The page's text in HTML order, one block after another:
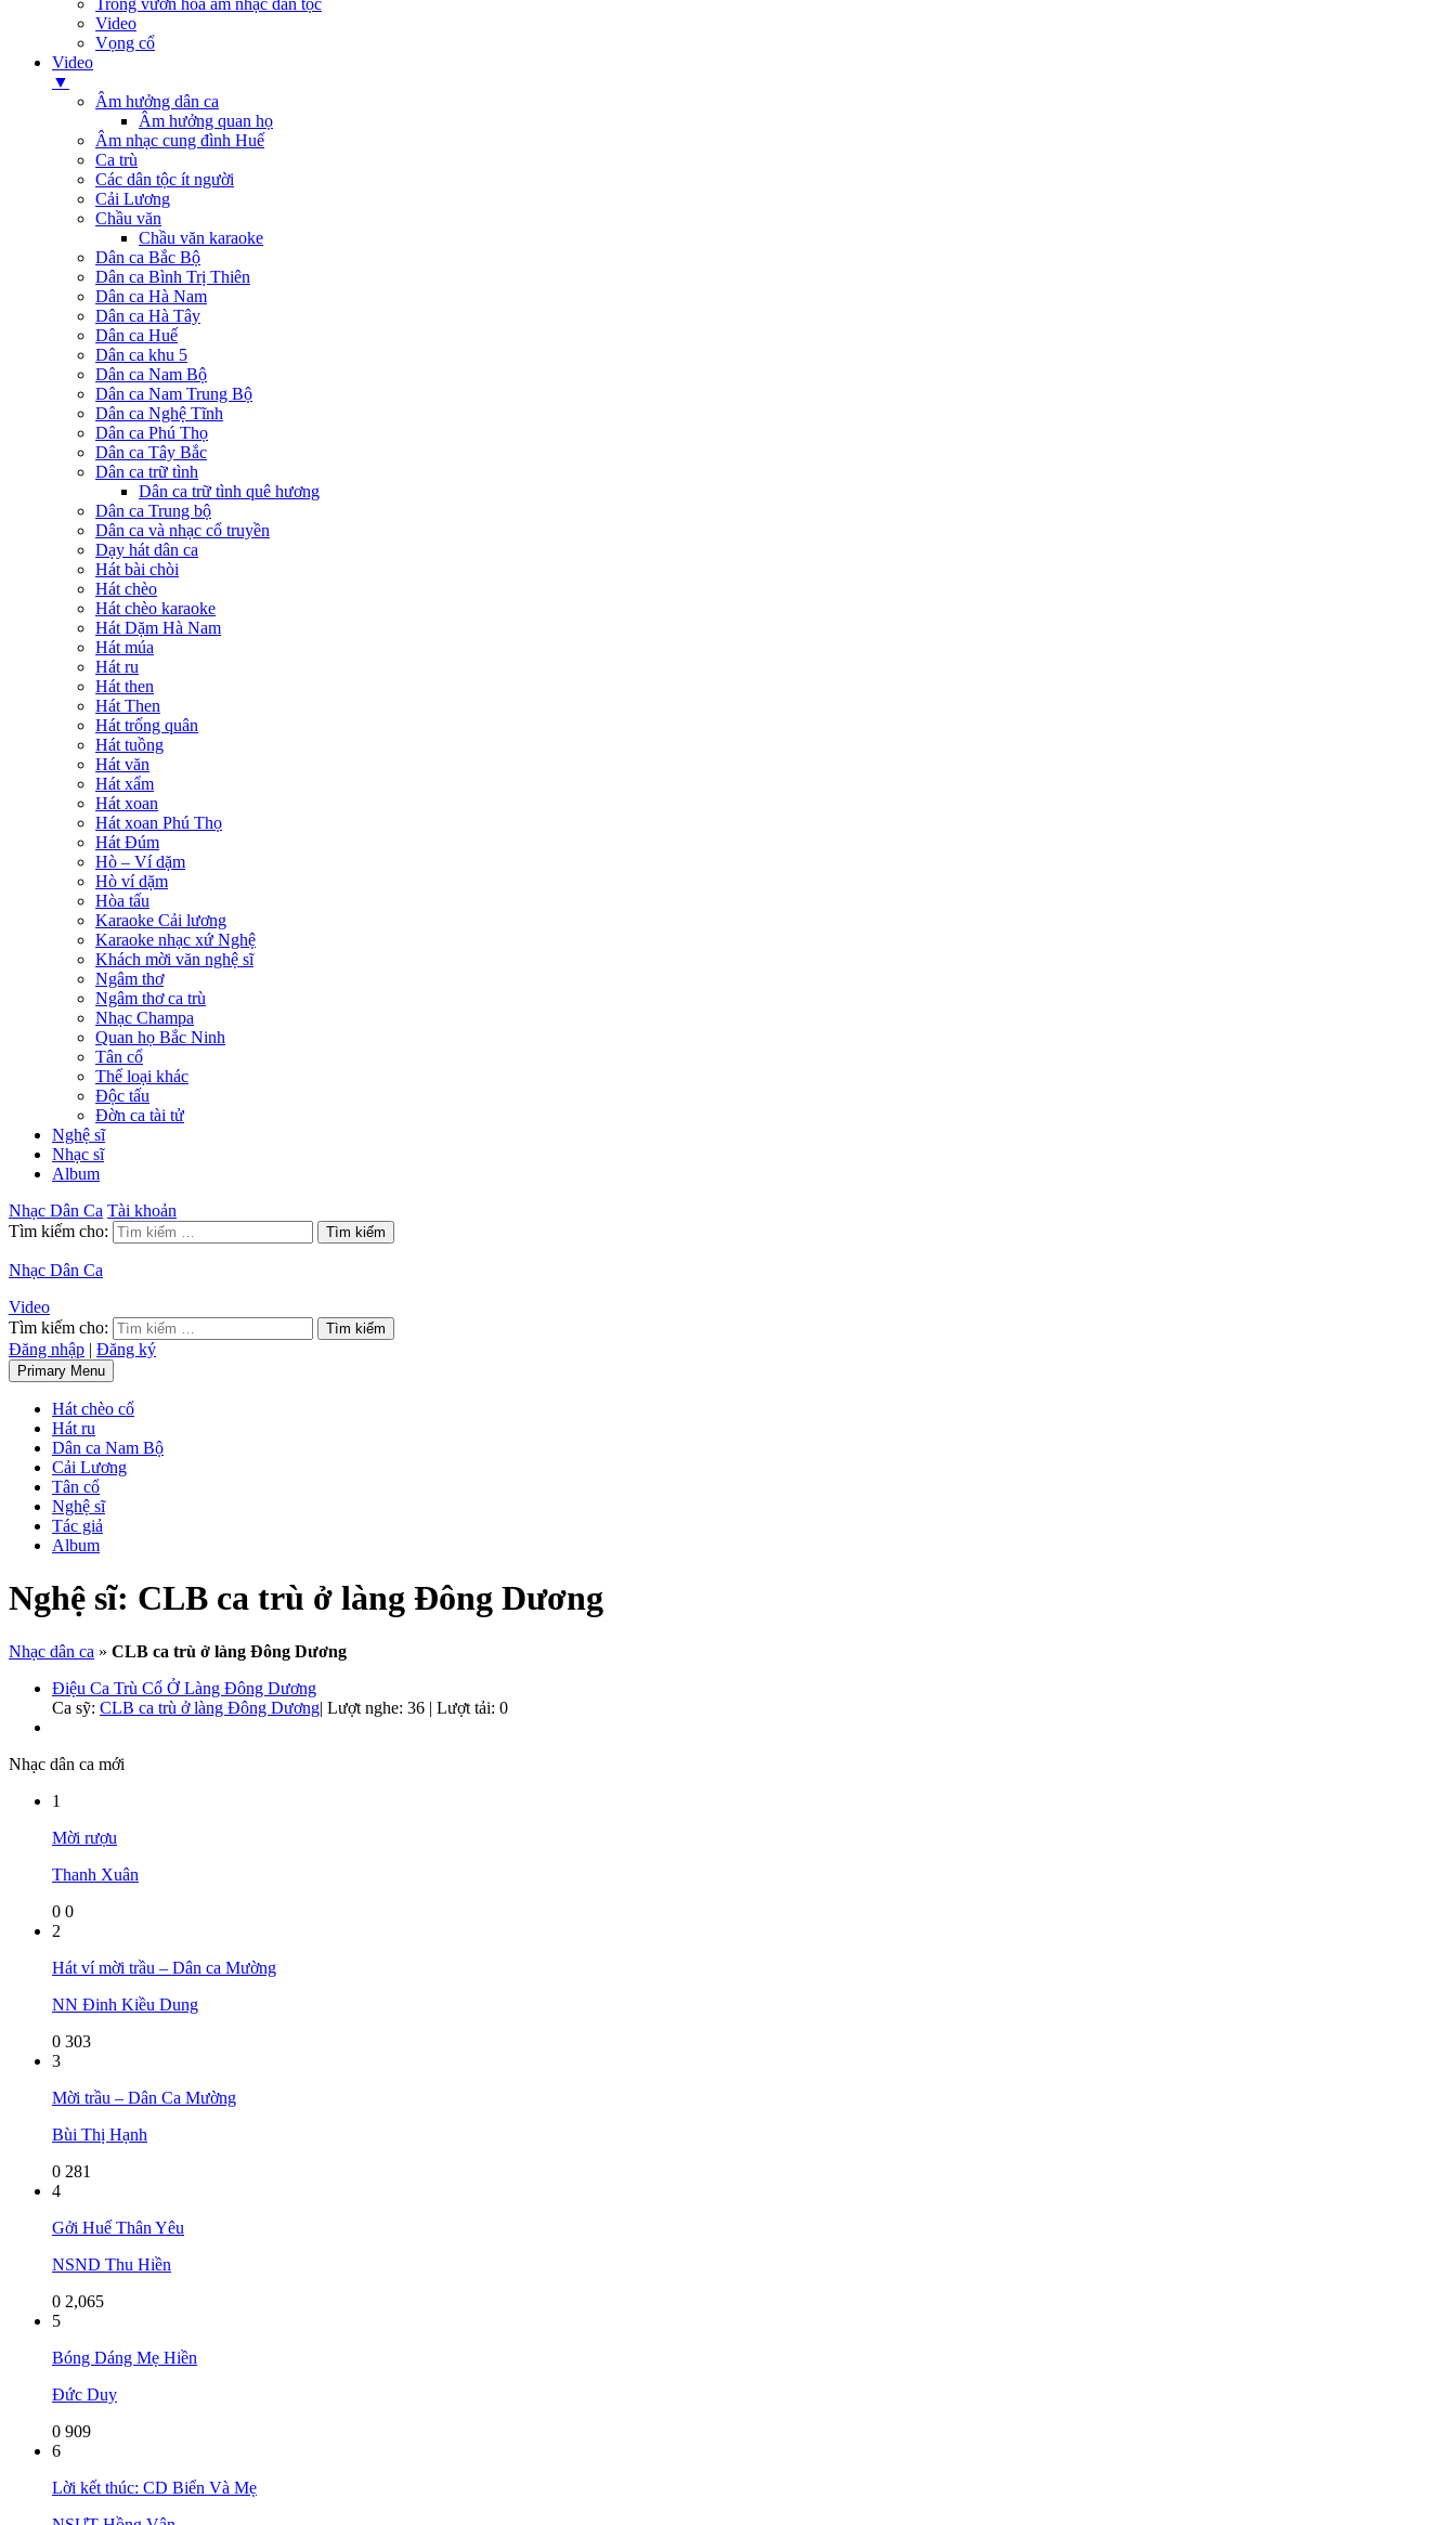
Trong vườn hoa âm nhạc dân tộc
Video
Vọng cổ
Video
▼
Âm hưởng dân ca
Âm hưởng quan họ
Âm nhạc cung đình Huế
Ca trù
Các dân tộc ít người
Cải Lương
Chầu văn
Chầu văn karaoke
Dân ca Bắc Bộ
Dân ca Bình Trị Thiên
Dân ca Hà Nam
Dân ca Hà Tây
Dân ca Huế
Dân ca khu 5
Dân ca Nam Bộ
Dân ca Nam Trung Bộ
Dân ca Nghệ Tĩnh
Dân ca Phú Thọ
Dân ca Tây Bắc
Dân ca trữ tình
Dân ca trữ tình quê hương
Dân ca Trung bộ
Dân ca và nhạc cổ truyền
Dạy hát dân ca
Hát bài chòi
Hát chèo
Hát chèo karaoke
Hát Dặm Hà Nam
Hát múa
Hát ru
Hát then
Hát Then
Hát trống quân
Hát tuồng
Hát văn
Hát xẩm
Hát xoan
Hát xoan Phú Thọ
Hát Đúm
Hò – Ví dặm
Hò ví dặm
Hòa tấu
Karaoke Cải lương
Karaoke nhạc xứ Nghệ
Khách mời văn nghệ sĩ
Ngâm thơ
Ngâm thơ ca trù
Nhạc Champa
Quan họ Bắc Ninh
Tân cổ
Thể loại khác
Độc tấu
Đờn ca tài tử
Nghệ sĩ
Nhạc sĩ
Album
Nhạc Dân Ca Tài khoản
Tìm kiếm cho:
Nhạc Dân Ca
Video
Tìm kiếm cho:
Đăng nhập | Đăng ký
Primary Menu
Hát chèo cổ
Hát ru
Dân ca Nam Bộ
Cải Lương
Tân cổ
Nghệ sĩ
Tác giả
Album
Nghệ sĩ: CLB ca trù ở làng Đông Dương
Nhạc dân ca » CLB ca trù ở làng Đông Dương
Điệu Ca Trù Cổ Ở Làng Đông Dương
Ca sỹ: CLB ca trù ở làng Đông Dương| Lượt nghe: 36 | Lượt tải: 0
Nhạc dân ca mới
1
Mời rượu
Thanh Xuân
0 0
2
Hát ví mời trầu – Dân ca Mường
NN Đinh Kiều Dung
0 303
3
Mời trầu – Dân Ca Mường
Bùi Thị Hạnh
0 281
4
Gởi Huế Thân Yêu
NSND Thu Hiền
0 2,065
5
Bóng Dáng Mẹ Hiền
Đức Duy
0 909
6
Lời kết thúc: CD Biển Và Mẹ